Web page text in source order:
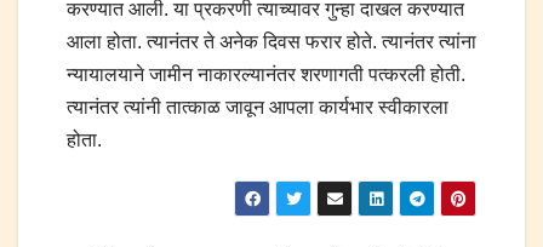
करण्यात आली. या प्रकरणी त्याच्यावर गुन्हा दाखल करण्यात
आला होता. त्यानंतर ते अनेक दिवस फरार होते. त्यानंतर त्यांना
न्यायालयाने जामीन नाकारल्यानंतर शरणागती पत्करली होती.
त्यानंतर त्यांनी तात्काळ जावून आपला कार्यभार स्वीकारला
होता.